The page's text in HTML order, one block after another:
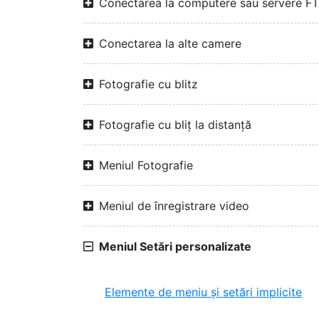
Conectarea la computere sau servere
Conectarea la alte camere
Fotografie cu blitz
Fotografie cu bliț la distanță
Meniul Fotografie
Meniul de înregistrare video
Meniul Setări personalizate
Elemente de meniu și setări implicite